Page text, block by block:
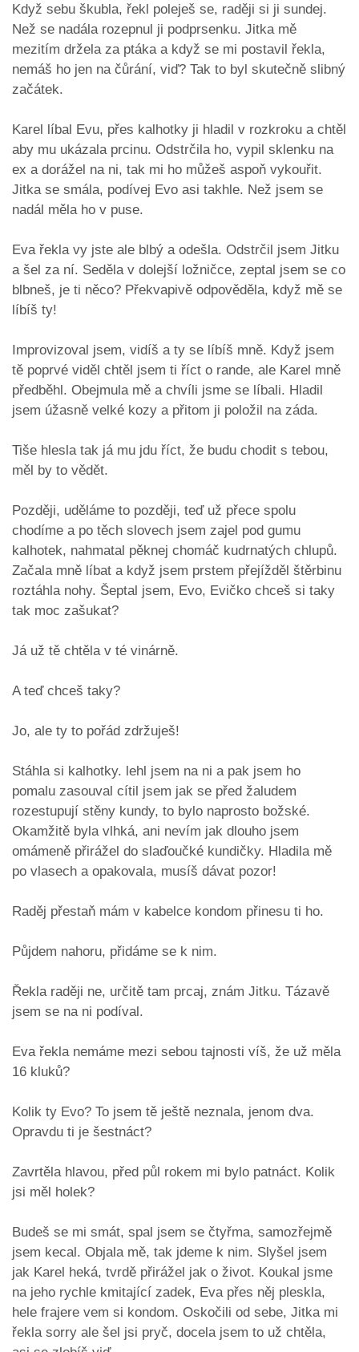
Když sebu škubla, řekl poleješ se, raději si ji sundej.
Než se nadála rozepnul ji podprsenku. Jitka mě
mezitím držela za ptáka a když se mi postavil řekla,
nemáš ho jen na čůrání, viď? Tak to byl skutečně slibný
začátek.
Karel líbal Evu, přes kalhotky ji hladil v rozkroku a chtěl
aby mu ukázala prcinu. Odstrčila ho, vypil sklenku na
ex a dorážel na ni, tak mi ho můžeš aspoň vykouřit.
Jitka se smála, podívej Evo asi takhle. Než jsem se
nadál měla ho v puse.
Eva řekla vy jste ale blbý a odešla. Odstrčil jsem Jitku
a šel za ní. Seděla v dolejší ložničce, zeptal jsem se co
blbneš, je ti něco? Překvapivě odpověděla, když mě se
líbíš ty!
Improvizoval jsem, vidíš a ty se líbíš mně. Když jsem
tě poprvé viděl chtěl jsem ti říct o rande, ale Karel mně
předběhl. Obejmula mě a chvíli jsme se líbali. Hladil
jsem úžasně velké kozy a přitom ji položil na záda.
Tiše hlesla tak já mu jdu říct, že budu chodit s tebou,
měl by to vědět.
Později, uděláme to později, teď už přece spolu
chodíme a po těch slovech jsem zajel pod gumu
kalhotek, nahmatal pěknej chomáč kudrnatých chlupů.
Začala mně líbat a když jsem prstem přejížděl štěrbinu
roztáhla nohy. Šeptal jsem, Evo, Evičko chceš si taky
tak moc zašukat?
Já už tě chtěla v té vinárně.
A teď chceš taky?
Jo, ale ty to pořád zdržuješ!
Stáhla si kalhotky. lehl jsem na ni a pak jsem ho
pomalu zasouval cítil jsem jak se před žaludem
rozestupují stěny kundy, to bylo naprosto božské.
Okamžitě byla vlhká, ani nevím jak dlouho jsem
omámeně přirážel do slaďoučké kundičky. Hladila mě
po vlasech a opakovala, musíš dávat pozor!
Raděj přestaň mám v kabelce kondom přinesu ti ho.
Půjdem nahoru, přidáme se k nim.
Řekla raději ne, určitě tam prcaj, znám Jitku. Tázavě
jsem se na ni podíval.
Eva řekla nemáme mezi sebou tajnosti víš, že už měla
16 kluků?
Kolik ty Evo? To jsem tě ještě neznala, jenom dva.
Opravdu ti je šestnáct?
Zavrtěla hlavou, před půl rokem mi bylo patnáct. Kolik
jsi měl holek?
Budeš se mi smát, spal jsem se čtyřma, samozřejmě
jsem kecal. Objala mě, tak jdeme k nim. Slyšel jsem
jak Karel heká, tvrdě přirážel jak o život. Koukal jsme
na jeho rychle kmitající zadek, Eva přes něj pleskla,
hele frajere vem si kondom. Oskočili od sebe, Jitka mi
řekla sorry ale šel jsi pryč, docela jsem to už chtěla,